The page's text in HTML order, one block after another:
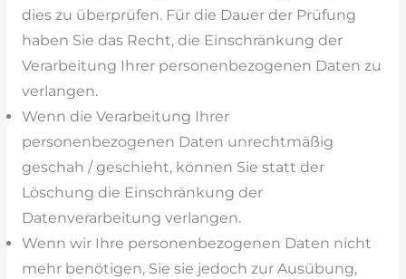
dies zu überprüfen. Für die Dauer der Prüfung
haben Sie das Recht, die Einschränkung der
Verarbeitung Ihrer personenbezogenen Daten zu
verlangen.
Wenn die Verarbeitung Ihrer
personenbezogenen Daten unrechtmäßig
geschah / geschieht, können Sie statt der
Löschung die Einschränkung der
Datenverarbeitung verlangen.
Wenn wir Ihre personenbezogenen Daten nicht
mehr benötigen, Sie sie jedoch zur Ausübung,